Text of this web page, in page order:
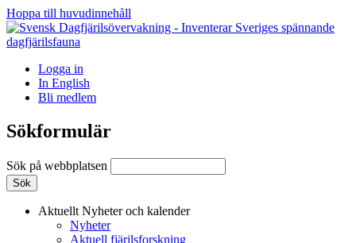
Hoppa till huvudinnehåll
Logga in
In English
Bli medlem
Sökformulär
Sök på webbplatsen
Aktuellt Nyheter och kalender
Nyheter
Aktuell fjärilsforskning